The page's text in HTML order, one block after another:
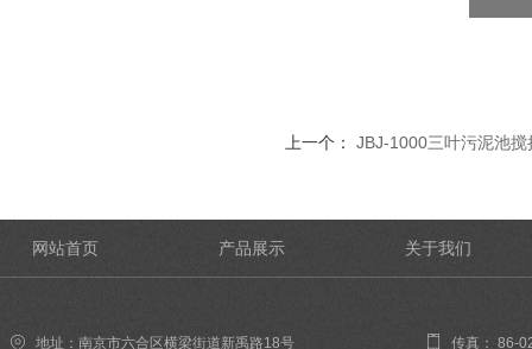
上一个： JBJ-1000三叶污泥池搅
网站首页 产品展示 关于我们
地址：南京市六合区横梁街道新禹路18号 传真： 86-